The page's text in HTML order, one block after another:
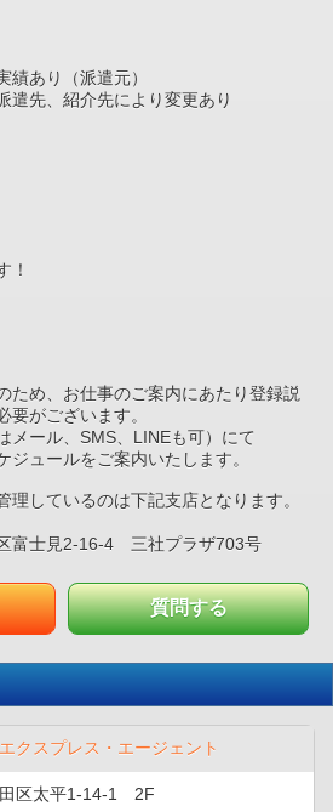
績あり（派遣元）
遣先、紹介先により変更あり
！
ため、お仕事のご案内にあたり登録説
要がございます。
メール、SMS、LINEも可）にて
ジュールをご案内いたします。
理しているのは下記支店となります。
富士見2-16-4 三社プラザ703号
質問する
クスプレス・エージェント
区太平1-14-1 2F